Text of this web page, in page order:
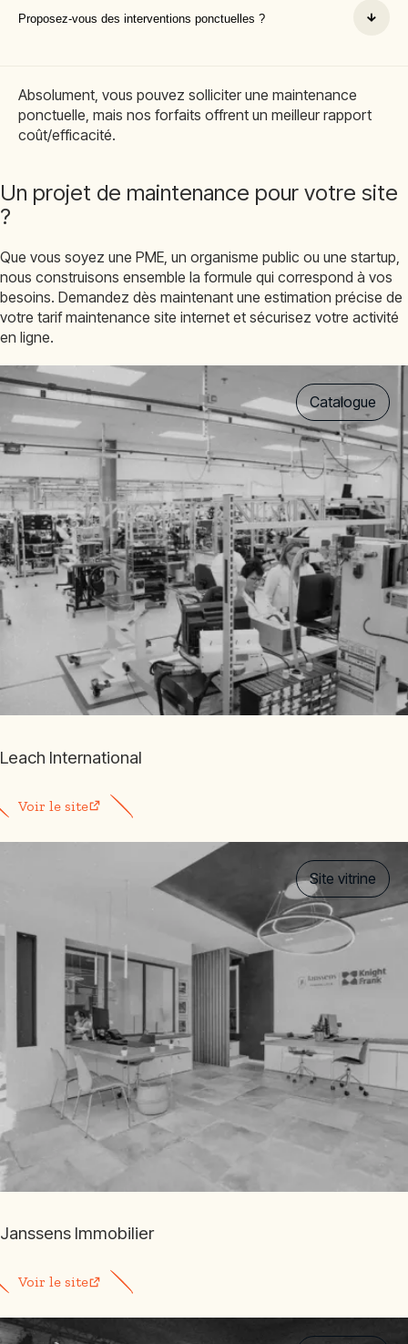
Proposez-vous des interventions ponctuelles ?
Absolument, vous pouvez solliciter une maintenance
ponctuelle, mais nos forfaits offrent un meilleur rapport
coût/efficacité.
Un projet de maintenance pour votre site
?
Que vous soyez une PME, un organisme public ou une startup,
nous construisons ensemble la formule qui correspond à vos
besoins. Demandez dès maintenant une estimation précise de
votre tarif maintenance site internet et sécurisez votre activité
en ligne.
Catalogue
Leach International
Voir le site
Site vitrine
Janssens Immobilier
Voir le site